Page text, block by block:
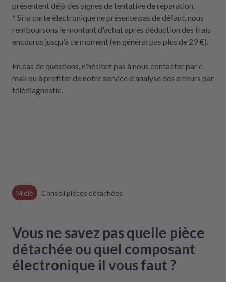
présentent déjà des signes de tentative de réparation.
* Si la carte électronique ne présente pas de défaut, nous
remboursons le montant d'achat après déduction des frais
encourus jusqu'à ce moment (en général pas plus de 29 €).
En cas de questions, n'hésitez pas à nous contacter par e-
mail ou à profiter de notre service d'analyse des erreurs par
télédiagnostic.
Miele Conseil pièces détachées
Vous ne savez pas quelle pièce
détachée ou quel composant
électronique il vous faut ?